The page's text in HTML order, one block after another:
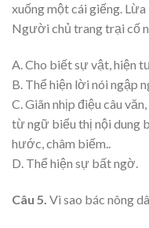
xuống một cái giếng.
Người chủ trang trại cố
A. Cho biết sự vật, hiện
B. Thể hiện lời nói ngập
C. Giãn nhịp điệu câu
từ ngữ biểu thị nội dung
hước, châm biếm..
D. Thể hiện sự bất ngờ.
Câu 5. Vì sao bác nông